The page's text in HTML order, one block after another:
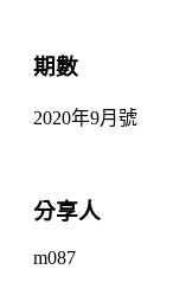
期數
2020年9月號
分享人
m087